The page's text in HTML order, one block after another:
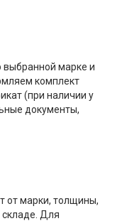
выбранной марке и
комплект
(при наличии у
документы,
от марки, толщины,
Для